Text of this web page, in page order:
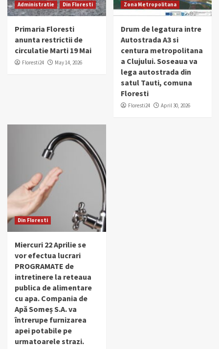
Administratie Din Floresti
Primaria Floresti
anunta restrictii de
circulatie Marti 19 Mai
Floresti24 May 14, 2026
Zona Metropolitana
Drum de legatura intre
Autostrada A3 si
centura metropolitana
a Clujului. Soseaua va
lega autostrada din
satul Tauti, comuna
Floresti
Floresti24 April 30, 2026
Din Floresti
Miercuri 22 Aprilie se
vor efectua lucrari
PROGRAMATE de
intretinere la reteaua
publica de alimentare
cu apa. Compania de
Apă Someș S.A. va
întrerupe furnizarea
apei potabile pe
urmatoarele strazi.